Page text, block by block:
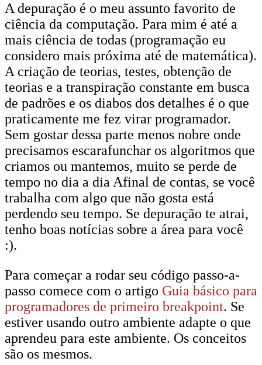
A depuração é o meu assunto favorito de
ciência da computação. Para mim é até a
mais ciência de todas (programação eu
considero mais próxima até de matemática).
A criação de teorias, testes, obtenção de
teorias e a transpiração constante em busca
de padrões e os diabos dos detalhes é o que
praticamente me fez virar programador.
Sem gostar dessa parte menos nobre onde
precisamos escarafunchar os algoritmos que
criamos ou mantemos, muito se perde de
tempo no dia a dia Afinal de contas, se você
trabalha com algo que não gosta está
perdendo seu tempo. Se depuração te atrai,
tenho boas notícias sobre a área para você
:).
Para começar a rodar seu código passo-a-
passo comece com o artigo Guia básico para
programadores de primeiro breakpoint. Se
estiver usando outro ambiente adapte o que
aprendeu para este ambiente. Os conceitos
são os mesmos.